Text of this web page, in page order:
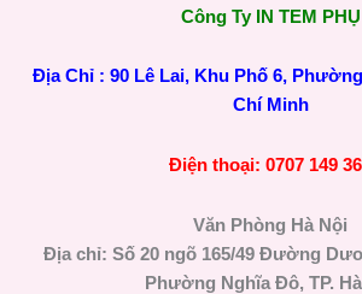
Công Ty IN TEM PHỤ
Địa Chỉ : 90 Lê Lai, Khu Phố 6,
Chí Minh
Điện thoại: 0707 149
Văn Phòng Hà Nội
Địa chỉ: Số 20 ngõ 165/49 Đường
Phường Nghĩa Đô, TP.